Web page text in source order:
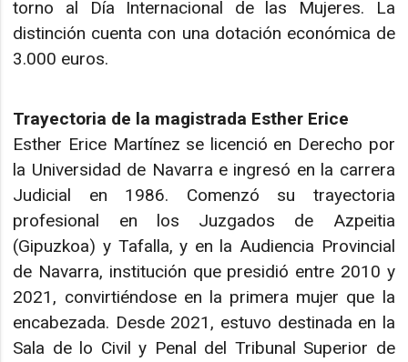
torno al Día Internacional de las Mujeres. La
distinción cuenta con una dotación económica de
3.000 euros.
Trayectoria de la magistrada Esther Erice
Esther Erice Martínez se licenció en Derecho por
la Universidad de Navarra e ingresó en la carrera
Judicial en 1986. Comenzó su trayectoria
profesional en los Juzgados de Azpeitia
(Gipuzkoa) y Tafalla, y en la Audiencia Provincial
de Navarra, institución que presidió entre 2010 y
2021, convirtiéndose en la primera mujer que la
encabezada. Desde 2021, estuvo destinada en la
Sala de lo Civil y Penal del Tribunal Superior de